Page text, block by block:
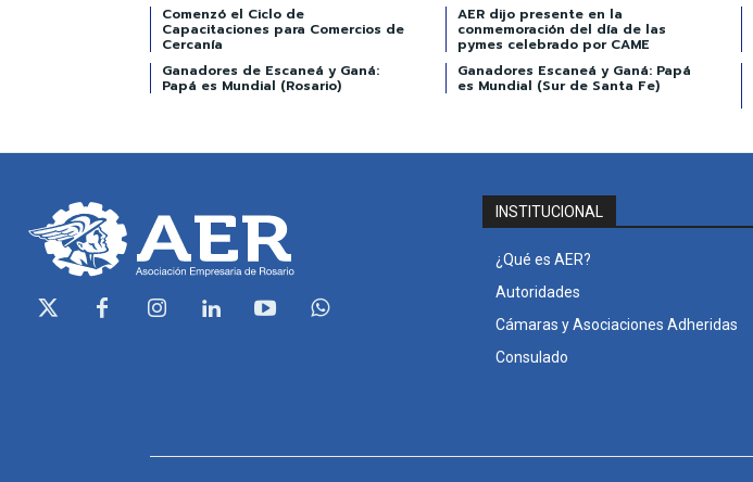
Comenzó el Ciclo de
Capacitaciones para Comercios de
Cercanía
AER dijo presente en la
conmemoración del día de las
pymes celebrado por CAME
Ganadores de Escaneá y Ganá:
Papá es Mundial (Rosario)
Ganadores Escaneá y Ganá: Papá
es Mundial (Sur de Santa Fe)
INSTITUCIONAL
¿Qué es AER?
Autoridades
Cámaras y Asociaciones Adheridas
Consulado